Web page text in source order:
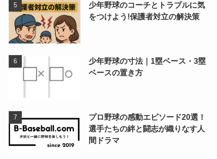
少年野球のコーチとトラブルに気
をつけよう!保護者対立の解決策
少年野球の寸法｜1塁ベース・3塁
ベースの置き方
プロ野球の感動エピソード20選！
選手たちの絆と闘志が織りなす人
間ドラマ